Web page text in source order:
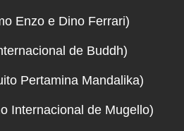
Enzo e Dino Ferrari)
de Buddh)
Pertamina Mandalika)
Internacional de Mugello)